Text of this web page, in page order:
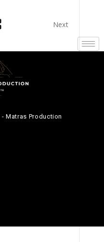
Next
Matras Production